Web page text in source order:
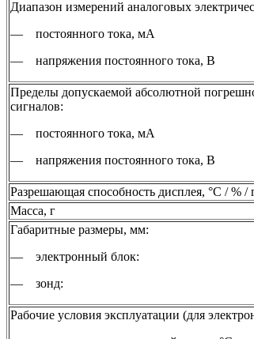
Диапазон измерений аналоговых
— постоянного тока, мА
— напряжения постоянного тока, В
Пределы допускаемой абсолютной
сигналов:
— постоянного тока, мА
— напряжения постоянного тока, В
Разрешающая способность дисплея, °С / % /
Масса, г
Габаритные размеры, мм:
— электронный блок:
— зонд:
Рабочие условия эксплуатации (для